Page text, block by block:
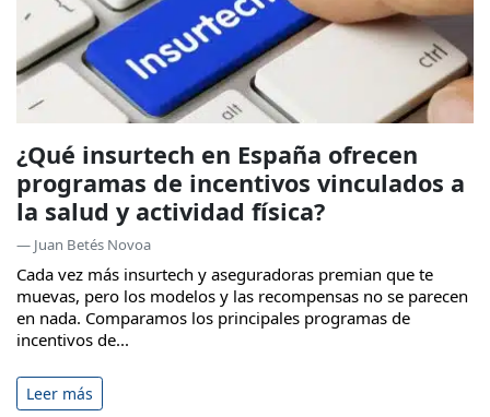
¿Qué insurtech en España ofrecen
programas de incentivos vinculados a
la salud y actividad física?
— Juan Betés Novoa
Cada vez más insurtech y aseguradoras premian que te
muevas, pero los modelos y las recompensas no se parecen
en nada. Comparamos los principales programas de
incentivos de...
Leer más